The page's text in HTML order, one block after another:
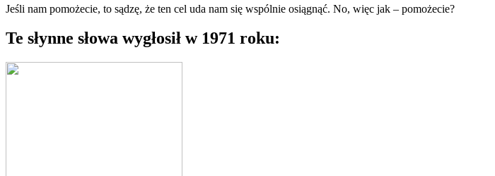
Jeśli nam pomożecie, to sądzę, że ten cel uda nam się wspólnie osiągnąć. No, więc jak – pomożecie?
Te słynne słowa wygłosił w 1971 roku: